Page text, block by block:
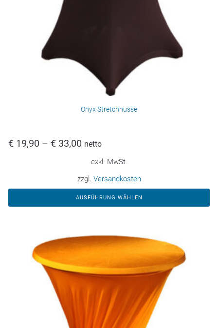
Onyx Stretchhusse
€ 19,90 – € 33,00 netto
exkl. MwSt.
zzgl. Versandkosten
AUSFÜHRUNG WÄHLEN